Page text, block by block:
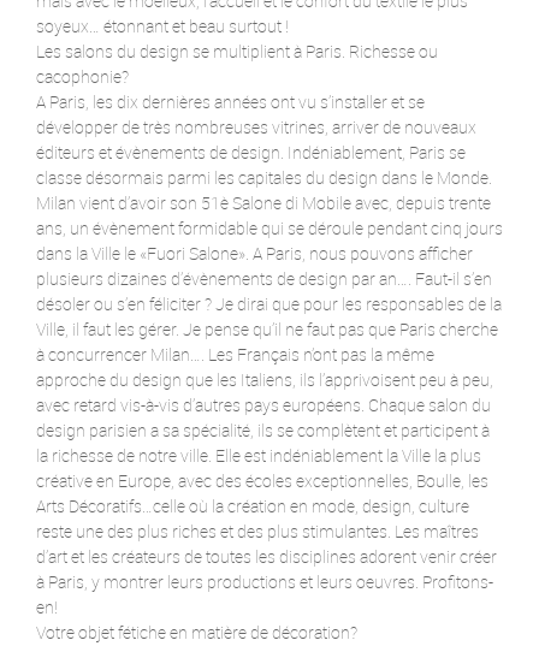
soyeux… étonnant et beau surtout !
Les salons du design se multiplient à Paris. Richesse ou
cacophonie?
A Paris, les dix dernières années ont vu s’installer et se
développer de très nombreuses vitrines, arriver de nouveaux
éditeurs et évènements de design. Indéniablement, Paris se
classe désormais parmi les capitales du design dans le Monde.
Milan vient d’avoir son 51è Salone di Mobile avec, depuis trente
ans, un évènement formidable qui se déroule pendant cinq jours
dans la Ville le «Fuori Salone». A Paris, nous pouvons afficher
plusieurs dizaines d’évènements de design par an…. Faut-il s’en
désoler ou s’en féliciter ? Je dirai que pour les responsables de la
Ville, il faut les gérer. Je pense qu’il ne faut pas que Paris cherche
à concurrencer Milan…. Les Français n’ont pas la même
approche du design que les Italiens, ils l’apprivoisent peu à peu,
avec retard vis-à-vis d’autres pays européens. Chaque salon du
design parisien a sa spécialité, ils se complètent et participent à
la richesse de notre ville. Elle est indéniablement la Ville la plus
créative en Europe, avec des écoles exceptionnelles, Boulle, les
Arts Décoratifs…celle où la création en mode, design, culture
reste une des plus riches et des plus stimulantes. Les maîtres
d’art et les créateurs de toutes les disciplines adorent venir créer
à Paris, y montrer leurs productions et leurs oeuvres. Profitons-
en!
Votre objet fétiche en matière de décoration?